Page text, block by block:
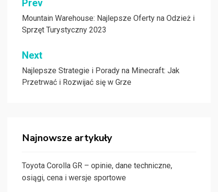
Nawigacja
wpisu
Prev
Mountain Warehouse: Najlepsze Oferty na Odzież i
Sprzęt Turystyczny 2023
Next
Najlepsze Strategie i Porady na Minecraft: Jak
Przetrwać i Rozwijać się w Grze
Najnowsze artykuły
Toyota Corolla GR – opinie, dane techniczne,
osiągi, cena i wersje sportowe